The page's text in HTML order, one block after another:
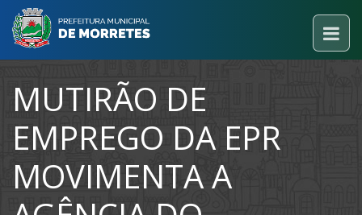
MUTIRÃO DE
EMPREGO DA EPR
MOVIMENTA A